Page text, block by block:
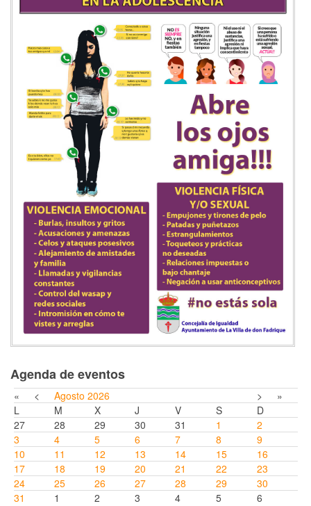
Agenda de eventos
« < Agosto 2026 >
»
L
M X J V S
D
27
28 29 30 31 1
2
3
4 5 6 7 8
9
10
11 12 13 14 15
16
17
18 19 20 21 22
23
24
25 26 27 28 29
30
31
1 2 3 4 5 6